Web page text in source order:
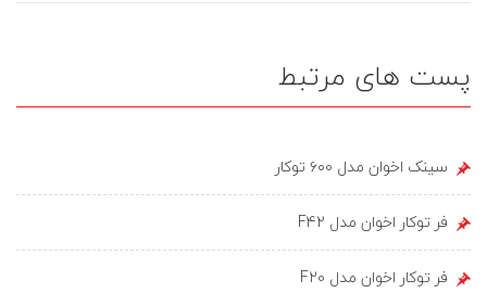
پست های مرتبط
سینک اخوان مدل ۶۰۰ توکار
فر توکار اخوان مدل F42
فر توکار اخوان مدل F20